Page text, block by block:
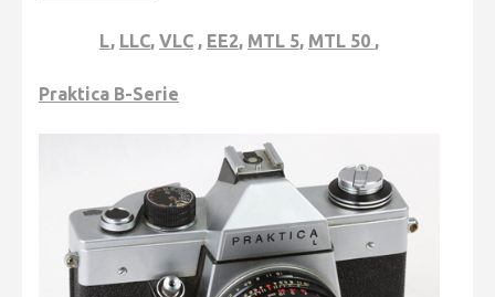
L, LLC, VLC , EE2, MTL 5, MTL 50 ,
Praktica B-Serie